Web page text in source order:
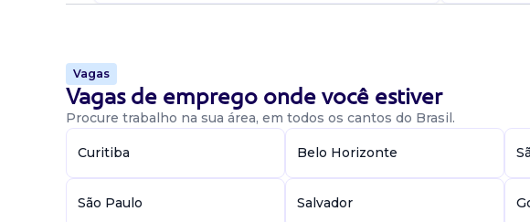
Vagas
Vagas de emprego onde você estiver
Procure trabalho na sua área, em todos os cantos do Brasil.
Curitiba Belo Horizonte
São Paulo Salvador